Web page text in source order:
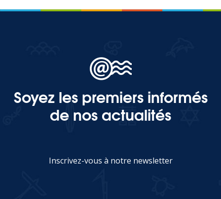
Soyez les premiers informés
de nos actualités
Inscrivez-vous à notre newsletter